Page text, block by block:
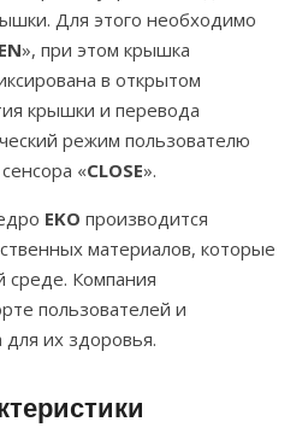
Для этого необходимо
», при этом крышка
в открытом
крышки и перевода
режим пользователю
«CLOSE».
EKO производится
материалов, которые
Компания
пользователей и
для их здоровья.